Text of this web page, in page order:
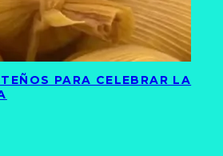
PARA CELEBRAR LA